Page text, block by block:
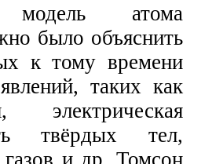
модель атома
было объяснить
к тому времени
таких как
электрическая
твёрдых тел,
и др. Томсон